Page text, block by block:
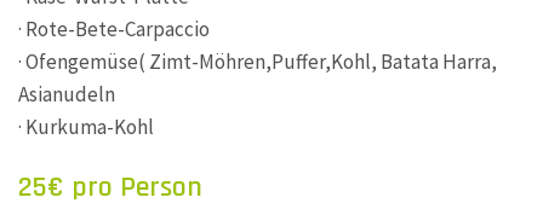
· Rote-Bete-Carpaccio
· Ofengemüse( Zimt-Möhren,Puffer,Kohl, Batata Harra,
Asianudeln
· Kurkuma-Kohl
25€ pro Person